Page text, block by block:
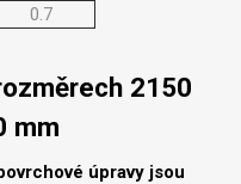
0.7
2150
mm
úpravy jsou